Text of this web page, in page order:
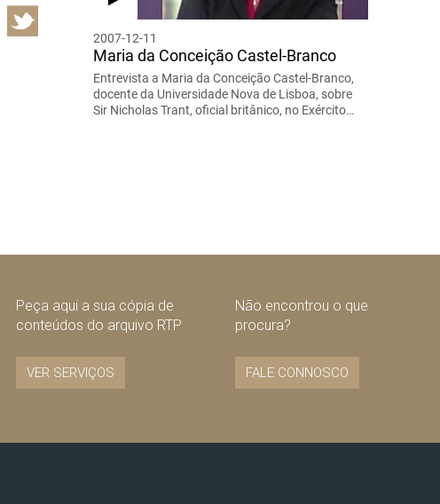
2007-12-11
Maria da Conceição Castel-Branco
Entrevista a Maria da Conceição Castel-Branco,
docente da Universidade Nova de Lisboa, sobre
Sir Nicholas Trant, oficial britânico, no Exército…
Peça aqui a sua cópia de
conteúdos do arquivo RTP
VER SERVIÇOS
Não encontrou o que
procura?
FALE CONNOSCO